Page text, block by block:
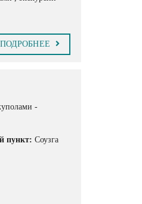
ПОДРОБНЕЕ
-
пункт: Соузга